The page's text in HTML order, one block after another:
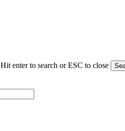
Hit enter to search or ESC to close